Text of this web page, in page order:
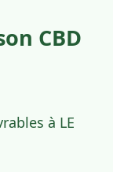
CBD
à LE